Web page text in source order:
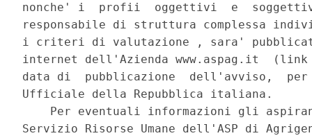
nonche' i  profii  oggettivi  e
responsabile di struttura complessa
i criteri di valutazione , sara'
internet dell'Azienda www.aspag.it  (link
data di  pubblicazione  dell'avviso,
Ufficiale della Repubblica italiana.
Per eventuali informazioni gli
Servizio Risorse Umane dell'ASP di